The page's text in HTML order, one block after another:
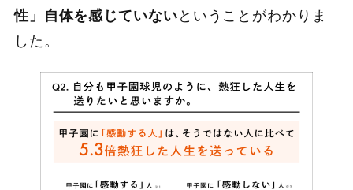
性」自体を感じていない ということがわかりま
した。